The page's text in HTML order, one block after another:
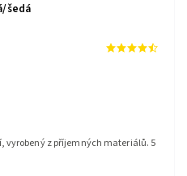
šedá
vyrobený z příjemných materiálů. 5